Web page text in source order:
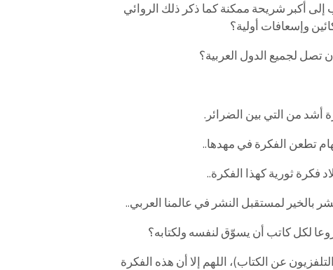
أكبر شريحة ممكنة كما ذكر ذلك الروائي
وإسعافات أولية؟
تصل لجميع الدول العربية؟
أشد من التي بين الضرائر.
تطعن الفكرة في مهدها..
فكرة ثورية كهذا الفكرة..
بالخير لمستقبل النشر في عالمنا العربي..
لكل كاتب أن يسوّق لنفسه ولكتابه؟
عن الكتاب)، اللهم إلا أن هذه الفكرة